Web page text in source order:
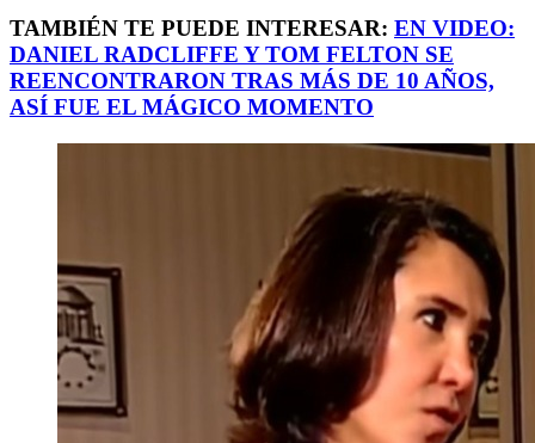
TAMBIÉN TE PUEDE INTERESAR: EN VIDEO:
DANIEL RADCLIFFE Y TOM FELTON SE
REENCONTRARON TRAS MÁS DE 10 AÑOS,
ASÍ FUE EL MÁGICO MOMENTO